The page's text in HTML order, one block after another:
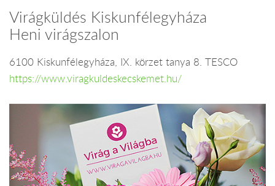
Virágküldés Kiskunfélegyháza
Heni virágszalon
6100 Kiskunfélegyháza, IX. körzet tanya 8. TESCO
https://www.viragkuldeskecskemet.hu/